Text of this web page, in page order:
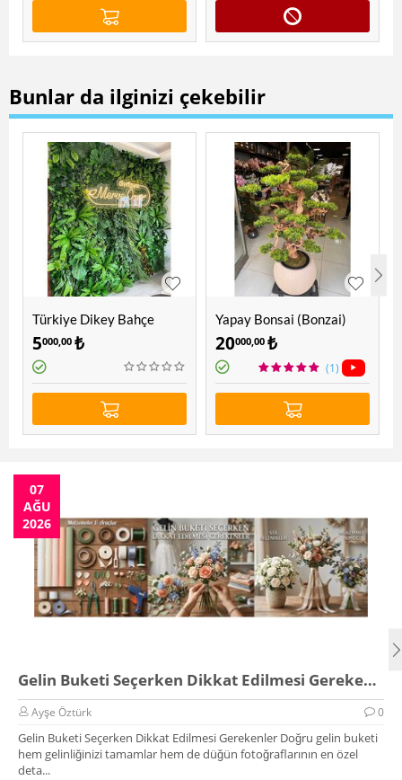
Bunlar da ilginizi çekebilir
Türkiye Dikey Bahçe
5000,00 ₺
Yapay Bonsai (Bonzai)
Ağacı 1.60 Mt
20000,00 ₺
(1)
07
AĞU
2026
Gelin Buketi Seçerken Dikkat Edilmesi Gerekenler
Ayşe Öztürk 0
Gelin Buketi Seçerken Dikkat Edilmesi Gerekenler Doğru gelin buketi
hem gelinliğinizi tamamlar hem de düğün fotoğraflarının en özel
deta...